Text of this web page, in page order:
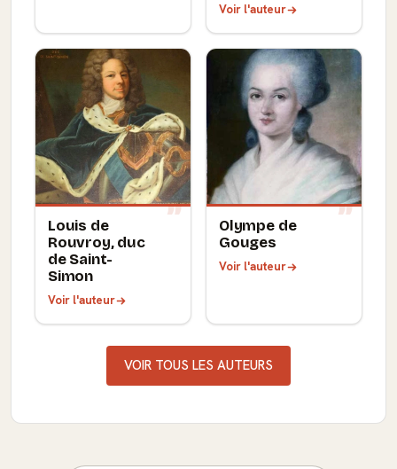
Voir l'auteur
Louis de
Rouvroy, duc
de Saint-
Simon
Voir l'auteur
Olympe de
Gouges
Voir l'auteur
VOIR TOUS LES AUTEURS